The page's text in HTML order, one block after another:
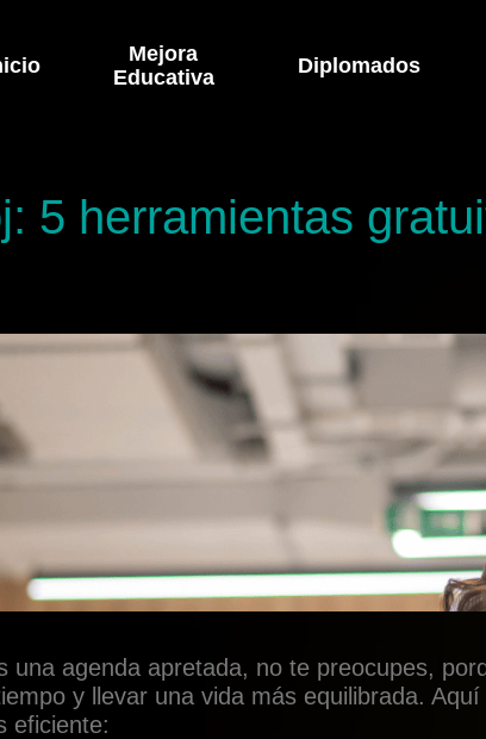
Mejora
Educativa
Diplomados
5 herramientas
una agenda apretada, no te preocupes,
y llevar una vida más equilibrada.
eficiente: